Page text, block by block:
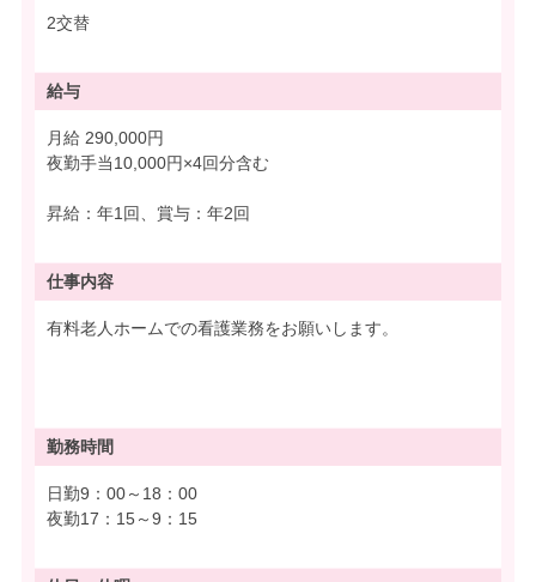
2交替
給与
月給 290,000円
夜勤手当10,000円×4回分含む
昇給：年1回、賞与：年2回
仕事内容
有料老人ホームでの看護業務をお願いします。
勤務時間
日勤9：00～18：00
夜勤17：15～9：15